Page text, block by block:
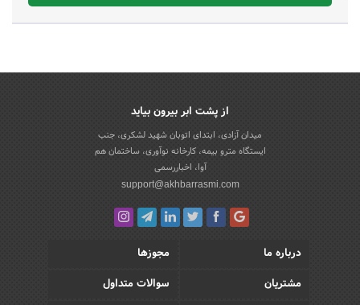
از پشت ابر بیرون بیاید
میدان آزادی، ابتدای اتوبان شهید لشکری، جنب
ایستگاه مترو بیمه، کارخانه نوآوری، ساختمان هم
آوا، اخباررسمی
support@akhbarrasmi.com
درباره ما
مجوزها
مشتریان
سوالات متداول